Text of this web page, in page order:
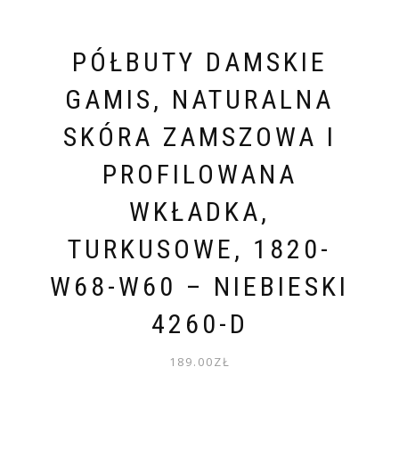
PÓŁBUTY DAMSKIE
GAMIS, NATURALNA
SKÓRA ZAMSZOWA I
PROFILOWANA
WKŁADKA,
TURKUSOWE, 1820-
W68-W60 – NIEBIESKI
4260-D
189.00ZŁ